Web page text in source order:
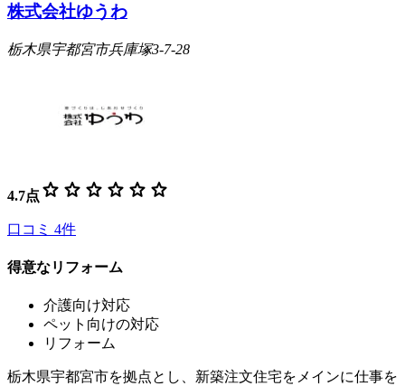
株式会社ゆうわ
栃木県宇都宮市兵庫塚3-7-28
4.7点 star star star star star star
口コミ 4件
得意なリフォーム
介護向け対応
ペット向けの対応
リフォーム
栃木県宇都宮市を拠点とし、新築注文住宅をメインに仕事を